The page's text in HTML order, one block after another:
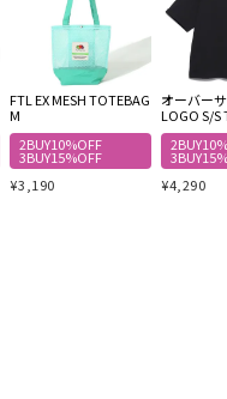
FTL EX MESH TOTEBAG
M
2BUY10%OFF
3BUY15%OFF
¥3,190
オーバー
LOGO S/S
¥4,290